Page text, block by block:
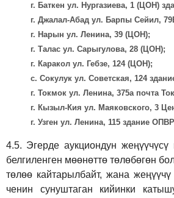
г. Баткен ул. Нургазиева, 1 (ЦОН)
г. Джалал-Абад ул. Барпы Сейил,
г. Нарын ул. Ленина, 39 (ЦОН);
г. Талас ул. Сарыгулова, 28 (ЦОН);
г. Каракол ул. Гебзе, 124 (ЦОН);
с. Сокулук ул. Советская, 124
г. Токмок ул. Ленина, 375а почта
г. Кызыл-Кия ул. Маяковского, 3
г. Узген ул. Ленина, 115 здание
4.5. Эгерде аукциондун
белгиленген мөөнөттө төлөбөгөн
төлөө кайтарылбайт, жана
ченин сунуштаган кийинки